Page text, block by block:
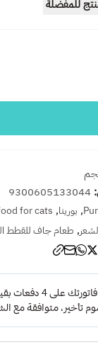
للمفضلة
9300605133044
, بورينا,
for cats
, طعام جاف للقطط